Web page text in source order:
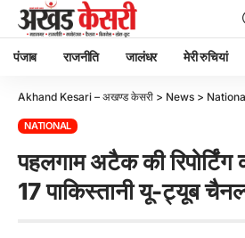
पंजाब राजनीति जालंधर मेरी रुचियां
Akhand Kesari – अखण्ड केसरी > News >
NATIONAL
पहलगाम अटैक की
17 पाकिस्तानी यू-ट्यूब